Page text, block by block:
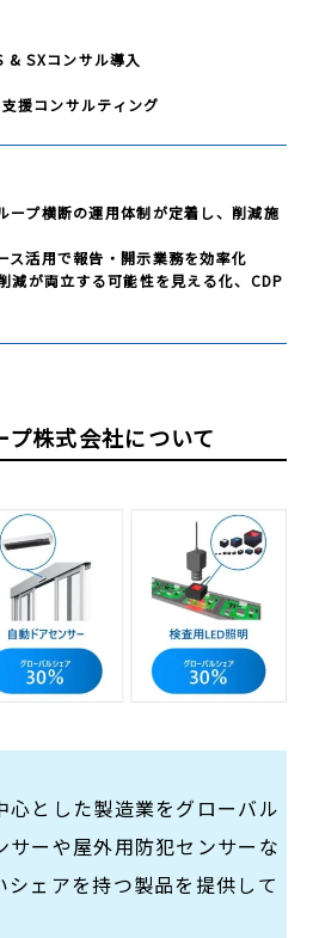
& SXコンサル導入
援コンサルティング
ープ横断の運用体制が定着し、削減施
ス活用で報告・開示業務を効率化
減が両立する可能性を見える化、CDP
株式会社について
心とした製造業をグローバル
サーや屋外用防犯センサーな
シェアを持つ製品を提供して